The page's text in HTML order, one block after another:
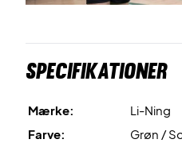
Specifikationer
Mærke:
Li-Ning
Farve:
Grøn /